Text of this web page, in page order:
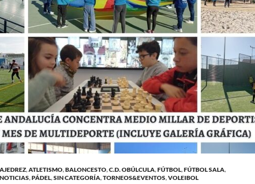
AJEDREZ,ATLETISMO,BALONCESTO,C.D. OBÚLCULA,FÚTBOL,FÚTBOL SALA,
NOTICIAS,PÁDEL,SIN CATEGORÍA,TORNEOS&EVENTOS,VOLEIBOL